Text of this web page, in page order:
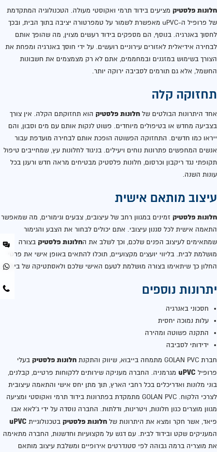
חלונות פלסטיק מציעים בידוד תרמי ואקוסטי מעולה. הטכנולוגיה המתקדמת
של פרופיל ה-uPVC מאפשרת לשמור על טמפרטורה יציבה בתוך הבית, ובכך
לחסוך באנרגיה. בנוסף, הם מספקים בידוד רעשים מצוין, מה שהופך אותם
לבחירה אידיאלית לאזורים עירוניים רועשים. על ידי חוסך באנרגיה ומפחת את
הצורך בשימוש במזגנים ובמחממים, אתם לא רק מצמצמים את חשבונות
החשמל, אלא גם תורמים לסביבה ירוקה יותר.
תחזוקה קלה
אחד היתרונות הבולטים של חלונות פלסטיק הוא תחזוקתם הקלה. אין צורך
בצביעה מחדש או בטיפולים מיוחדים. פשוט לנקות אותם עם מים וסבון, והם
ייראו כמו חדשים. התחזוקה הפשוטה הופכת אותם לבחירה מועדפת עבור
אנשים המחפשים פתרונות נוחים ויעילים. בניגוד לחלונות עץ, שמחייבים טיפול
תקופתי נגד ריקבון וכרסום, חלונות פלסטיק מבטיחים מראה חדש ורענן בכל
עונות השנה.
עיצוב מותאם אישית
חלונות פלסטיק זמינים במגוון רחב של עיצובים, צבעים וגימורים, מה שמאפשר
התאמה אישית לכל סגנון עיצובי. אתם יכולים לבחור את הצבע והגימור
שמתאימים לעיצוב הפנים שלכם, וכך לשלב את החלונות פלסטיק בצורה
מושלמת לבית. בליווי יועצים מקצועיים, תוכלו להתאים באופן אישי את פרטי
החלון כך שיתאימו בצורה מושלמת לטעם האישי שלכם ולאסתטיקה של ביתכם.
יתרונות נוספים
חסכוני באנרגיה
עלות נמוכה יחסית
התקנה פשוטה ומהירה
ידידותי לסביבה
חברת GOLAN PVC מתמחה בייבוא, שיווק והתקנת
חלונות פלסטיק בעלי
פרופיל uPVC מגרמניה. החברה מעניקה שירותים ללקוחות פרטיים, קבלנים,
בוני מלונות ואדריכלים בכל רחבי הארץ, תוך מתן יחס אישי והתאמה עיצובית
לצרכי הלקוח. GOLAN PVC מתמקדת בפתרונות בידוד תרמי ואקוסטי ומציעה
מגוון מוצרים כגון חלונות, ויטרינות, ודלתות. החברה נוסדה על ידי ג'לאא אבו
פיאד, אשר חקר ומצא את היתרונות של חלונות פלסטיק בטכנולוגיית uPVC
המעניקים שקט ובידוד לבית. עם דגש על מקצועיות וחדשנות, החברה מתאימה
את מוצריה ברמה גבוהה לפי סטנדרטים אירופיים ומשלבת עיצוב מותאם